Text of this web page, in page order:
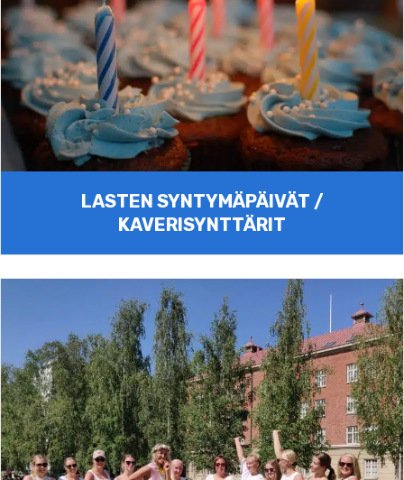
LASTEN SYNTYMÄPÄIVÄT /
KAVERISYNTTÄRIT